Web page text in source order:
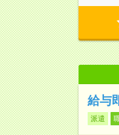
給与
派遣